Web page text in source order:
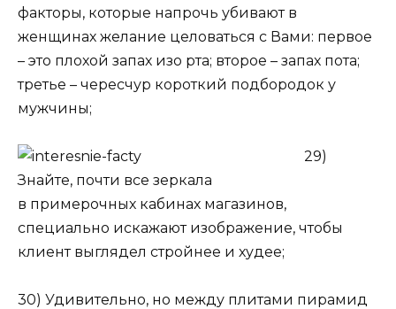
факторы, которые напрочь убивают в
женщинах желание целоваться с Вами: первое
– это плохой запах изо рта; второе – запах пота;
третье – чересчур короткий подбородок у
мужчины;
29)
Знайте, почти все зеркала
в примерочных кабинах магазинов,
специально искажают изображение, чтобы
клиент выглядел стройнее и худее;
30) Удивительно, но между плитами пирамид